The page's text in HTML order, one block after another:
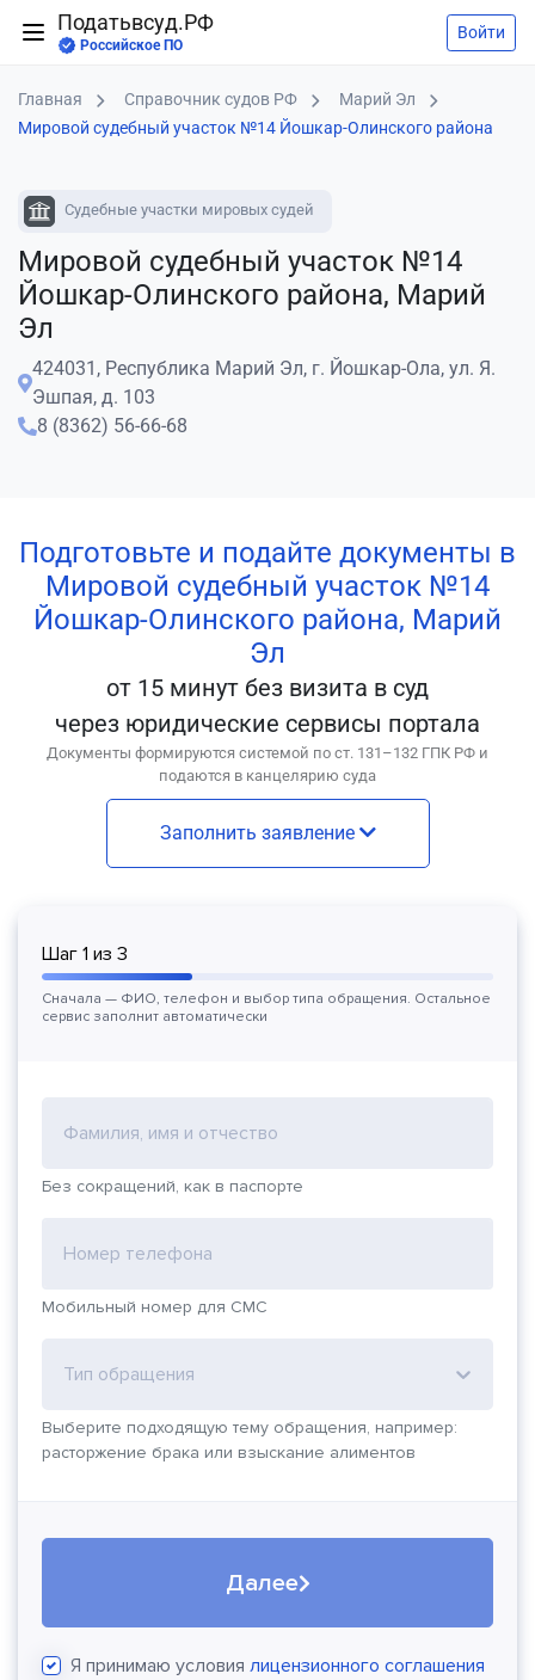
Податьвсуд.РФ
Российское ПО
Войти
Главная Справочник судов РФ
Марий Эл
Мировой судебный участок №14 Йошкар-Олинского района
Судебные участки мировых судей
Мировой судебный участок №14
Йошкар-Олинского района, Марий
Эл
424031, Республика Марий Эл, г. Йошкар-Ола, ул. Я.
Эшпая, д. 103
8 (8362) 56-66-68
Подготовьте и подайте документы в
Мировой судебный участок №14
Йошкар-Олинского района, Марий
Эл
от 15 минут без визита в суд
через юридические сервисы портала
Документы формируются системой по ст. 131–132 ГПК РФ и
подаются в канцелярию суда
Заполнить заявление
Шаг 1 из 3
Сначала — ФИО, телефон и выбор типа обращения. Остальное
сервис заполнит автоматически
Фамилия, имя и отчество
Без сокращений, как в паспорте
Номер телефона
Мобильный номер для СМС
Тип обращения
Выберите подходящую тему обращения, например:
расторжение брака или взыскание алиментов
Далее
Я принимаю условия лицензионного соглашения